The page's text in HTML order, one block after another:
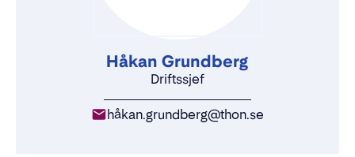
Håkan Grundberg
Driftssjef
håkan.grundberg@thon.se